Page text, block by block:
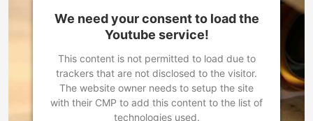
We need your consent to load the
Youtube service!
This content is not permitted to load due to
trackers that are not disclosed to the visitor.
The website owner needs to setup the site
with their CMP to add this content to the list of
technologies used.